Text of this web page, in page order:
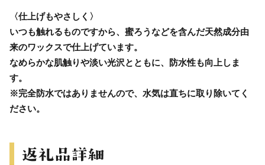
〈仕上げもやさしく〉
いつも触れるものですから、蜜ろうなどを含んだ天然成分由
来のワックスで仕上げています。
なめらかな肌触りや淡い光沢とともに、防水性も向上しま
す。
※完全防水ではありませんので、水気は直ちに取り除いてく
ださい。